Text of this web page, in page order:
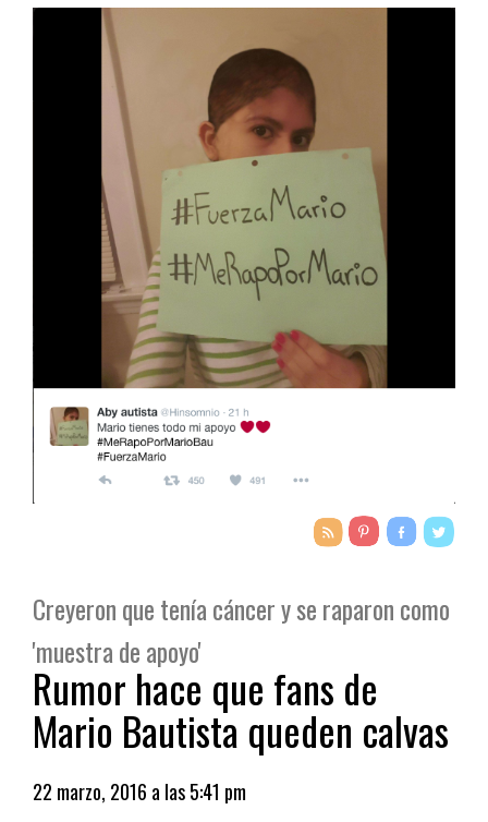
Creyeron que tenía cáncer y se raparon como
'muestra de apoyo'
Rumor hace que fans de
Mario Bautista queden calvas
22 marzo, 2016 a las 5:41 pm